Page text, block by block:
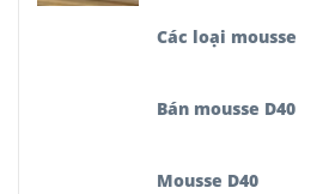
Các loại mousse
Bán mousse D40
Mousse D40